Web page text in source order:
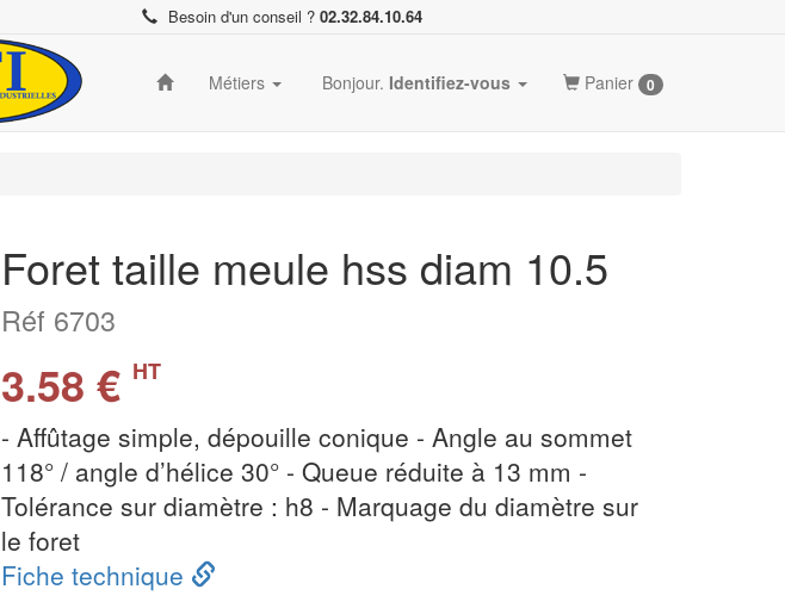
Besoin d'un conseil ? 02.32.84.10.64
Métiers Bonjour. Identifiez-vous Panier 0
Foret taille meule hss diam 10.5
Réf 6703
3.58 € HT
- Affûtage simple, dépouille conique - Angle au sommet
118° / angle d’hélice 30° - Queue réduite à 13 mm -
Tolérance sur diamètre : h8 - Marquage du diamètre sur
le foret
Fiche technique